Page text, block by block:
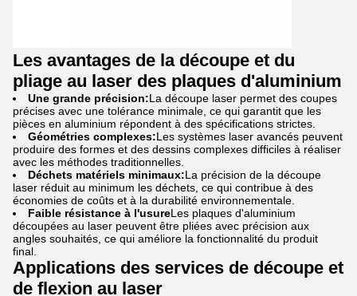
Les avantages de la découpe et du
pliage au laser des plaques d'aluminium
Une grande précision:La découpe laser permet des coupes
précises avec une tolérance minimale, ce qui garantit que les
pièces en aluminium répondent à des spécifications strictes.
Géométries complexes:Les systèmes laser avancés peuvent
produire des formes et des dessins complexes difficiles à réaliser
avec les méthodes traditionnelles.
Déchets matériels minimaux:La précision de la découpe
laser réduit au minimum les déchets, ce qui contribue à des
économies de coûts et à la durabilité environnementale.
Faible résistance à l'usureLes plaques d'aluminium
découpées au laser peuvent être pliées avec précision aux
angles souhaités, ce qui améliore la fonctionnalité du produit
final.
Applications des services de découpe et
de flexion au laser